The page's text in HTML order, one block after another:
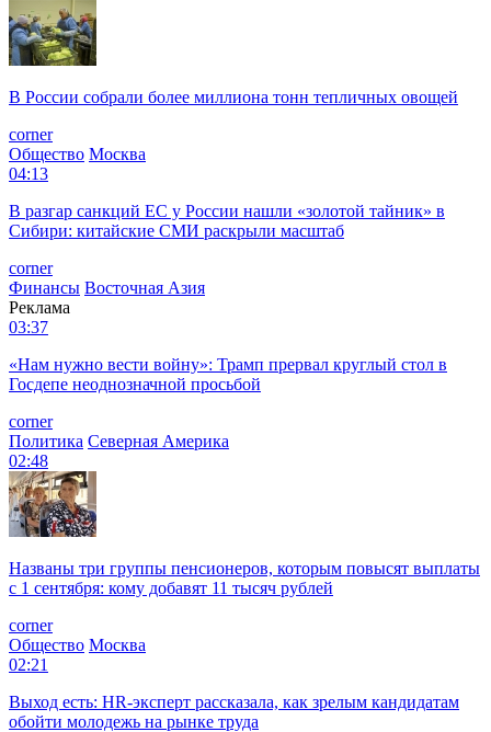
В России собрали более миллиона тонн тепличных овощей
corner
Общество Москва
04:13
В разгар санкций ЕС у России нашли «золотой тайник» в
Сибири: китайские СМИ раскрыли масштаб
corner
Финансы Восточная Азия
Реклама
03:37
«Нам нужно вести войну»: Трамп прервал круглый стол в
Госдепе неоднозначной просьбой
corner
Политика Северная Америка
02:48
Названы три группы пенсионеров, которым повысят выплаты
с 1 сентября: кому добавят 11 тысяч рублей
corner
Общество Москва
02:21
Выход есть: HR-эксперт рассказала, как зрелым кандидатам
обойти молодежь на рынке труда